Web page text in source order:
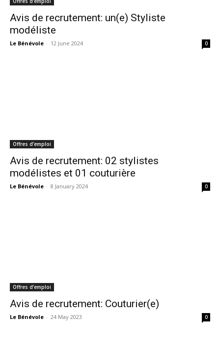
Avis de recrutement: un(e) Styliste
modéliste
Le Bénévole - 12 June 2024 0
Offres d’emploi
Avis de recrutement: 02 stylistes
modélistes et 01 couturière
Le Bénévole - 8 January 2024 0
Offres d’emploi
Avis de recrutement: Couturier(e)
Le Bénévole - 24 May 2023 0